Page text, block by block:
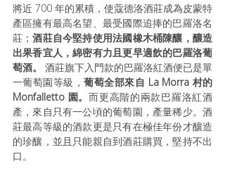
將近 700 年的累積，使蔻德洛酒莊成為皮蒙特
產區擁有最高名望、最受國際追捧的巴羅洛名
莊；酒莊自今堅持使用法國橡木桶陳釀，釀造
出果香宜人，綿密有力且更早適飲的巴羅洛葡
萄酒。 酒莊旗下入門款的巴羅洛紅酒便已是單
一葡萄園等級，葡萄全部來自 La Morra 村的
Monfalletto 園。而更高階的兩款巴羅洛紅酒
產，來自只有一公頃的葡萄園，產量稀少。酒
莊最高等級的酒款更是只有在極佳年份才釀造
的珍釀，並且只能親自到酒莊購買，堅持不出
口。